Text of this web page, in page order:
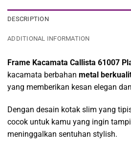
DESCRIPTION
ADDITIONAL INFORMATION
Frame Kacamata Callista 61007
kacamata berbahan metal
yang memberikan kesan elegan
Dengan desain kotak slim yang
cocok untuk kamu yang ingin
meninggalkan sentuhan stylish.